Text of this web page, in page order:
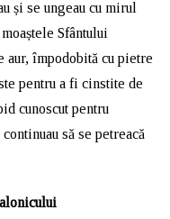
și se ungeau cu mirul
Sfântului
aur, împodobită cu pietre
pentru a fi cinstite de
cunoscut pentru
să se petreacă